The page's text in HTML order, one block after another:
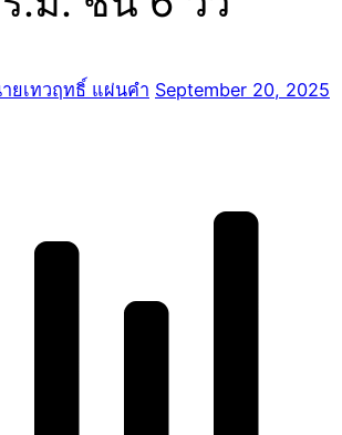
ยเทวฤทธิ์ แผ่นคำ September 20, 2025